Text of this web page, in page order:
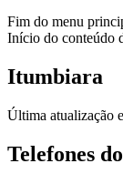
Fim do menu
Início do conteúdo
Itumbiara
Última atualização
Telefones